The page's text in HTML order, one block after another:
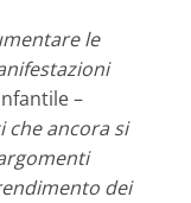
le
–
che ancora si
dei